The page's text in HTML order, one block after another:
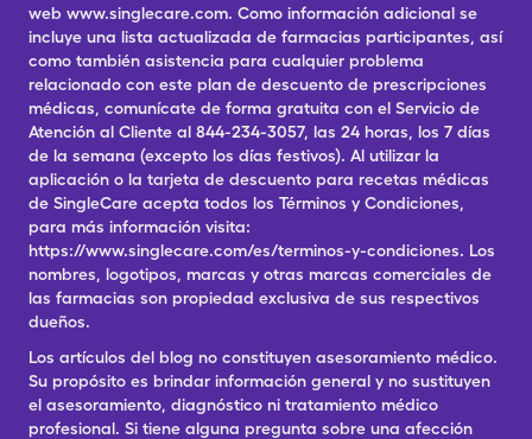
web www.singlecare.com. Como información adicional se
incluye una lista actualizada de farmacias participantes, así
como también asistencia para cualquier problema
relacionado con este plan de descuento de prescripciones
médicas, comunícate de forma gratuita con el Servicio de
Atención al Cliente al 844-234-3057, las 24 horas, los 7 días
de la semana (excepto los días festivos). Al utilizar la
aplicación o la tarjeta de descuento para recetas médicas
de SingleCare acepta todos los Términos y Condiciones,
para más información visita:
https://www.singlecare.com/es/terminos-y-condiciones. Los
nombres, logotipos, marcas y otras marcas comerciales de
las farmacias son propiedad exclusiva de sus respectivos
dueños.
Los artículos del blog no constituyen asesoramiento médico.
Su propósito es brindar información general y no sustituyen
el asesoramiento, diagnóstico ni tratamiento médico
profesional. Si tiene alguna pregunta sobre una afección